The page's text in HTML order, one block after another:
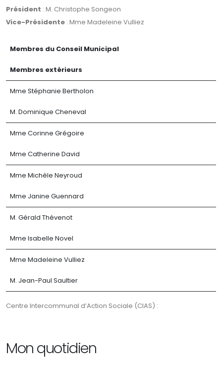
Président : M. Christophe Songeon
Vice-Présidente : Mme Madeleine Vulliez
Membres du Conseil Municipal
Membres extérieurs
Mme Stéphanie Bertholon
M. Dominique Cheneval
Mme Corinne Grégoire
Mme Catherine David
Mme Michèle Neyroud
Mme Janine Guennard
M. Gérald Thévenot
Mme Isabelle Novel
Mme Madeleine Vulliez
M. Jean-Paul Saultier
Centre Intercommunal d’Action Sociale (CIAS) :
Mon quotidien